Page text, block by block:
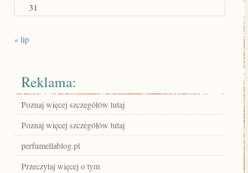
31
« lip
Reklama:
Poznaj więcej szczegółów tutaj
Poznaj więcej szczegółów tutaj
perfumellablog.pl
Przeczytaj więcej o tym